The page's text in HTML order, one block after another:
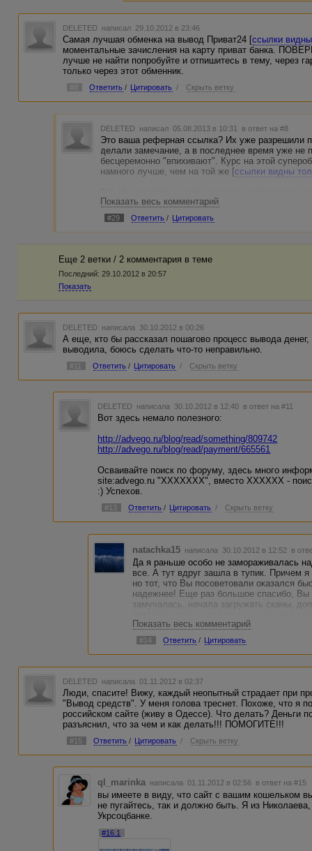
DELETED написал 29.10.2012 в 23:46
Самая лучшая обменка на вывод Приват24 [ссылки
моментальные зачисления на карту приват банка.
лучше не найти попробуйте и отпишитесь в тему, через
только через этот обменник.
#8 Ответить / Цитировать / Скрыть ветку
DELETED написал 05.08.2013 в 10:31 в ответ на #8
Это ваша реферная ссылка? Их уже разрешили
делали замечание, а в последнее время уже не
бесцеремонно "впихивают". Курс на этой
намного лучше, чем на той же [ссылки видны
(Шутка! Насколько мне известно -- это
Показать весь комментарий
#29 Ответить / Цитировать
Еще 2 ветки / 2 комментария в темe
Последний: 29.10.2012 в 20:57
Показать
DELETED написала 30.10.2012 в 00:26
А еще, кто бы рассказал пошагово процесс вывода
выводила, боюсь сделать что-то неправильно.
#11 Ответить / Цитировать / Скрыть ветку
DELETED написала 30.10.2012 в 12:40 в ответ на #11
Вот здесь немало полезного:
http://advego.ru/blog/read/something/809742
http://advego.ru/blog/read/payment/665561
Осваивайте поиск по форуму, здесь много
site:advego.ru "ХХХХХХХ", вместо ХХХХХХ -
:) Успехов.
#13 Ответить / Цитировать / Скрыть ветку
natachka15 написала 30.10.2012 в 12:52 в
Да я раньше особо не замораживалась
все. А тут вдруг зашла в тупик. Причем
но тот, что Вы посоветовали оказался
надежнее! Еще раз большое спасибо, Вы
замучалась, начала загружать сканы,
Показать весь комментарий
#14 Ответить / Цитировать
DELETED написала 01.11.2012 в 02:37
Люди, спасите! Вижу, каждый неопытный страдает при
"Вывод средств". У меня голова треснет. Похоже, что я
российском сайте (живу в Одессе). Что делать? Деньги
разъяснил, что за чем и как делать!!! ПОМОГИТЕ!!!
#15 Ответить / Цитировать / Скрыть ветку
ql_marinka написала 01.11.2012 в 02:56 в ответ на #15
вы имеете в виду, что сайт с вашим кошельком
не пугайтесь, так и должно быть. Я из
Укрсоцбанке.
#16.1